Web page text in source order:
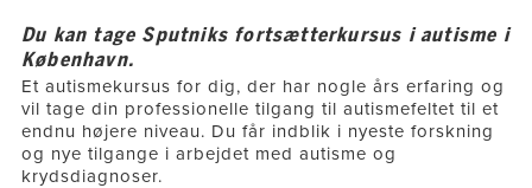
Du kan tage Sputniks fortsætterkursus i autisme i
København.
Et autismekursus for dig, der har nogle års erfaring og
vil tage din professionelle tilgang til autismefeltet til et
endnu højere niveau. Du får indblik i nyeste forskning
og nye tilgange i arbejdet med autisme og
krydsdiagnoser.​